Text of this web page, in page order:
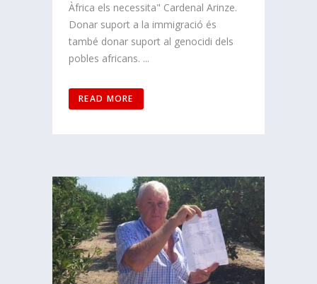
Àfrica els necessita" Cardenal Arinze.
Donar suport a la immigració és
també donar suport al genocidi dels
pobles africans. ...
READ MORE